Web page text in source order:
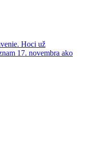
Hoci už
17. novembra ako